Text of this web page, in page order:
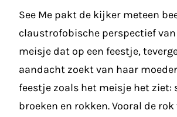
See Me pakt de kijker meteen
claustrofobische perspectief
meisje dat op een feestje,
aandacht zoekt van haar
feestje zoals het meisje het ziet:
broeken en rokken. Vooral de